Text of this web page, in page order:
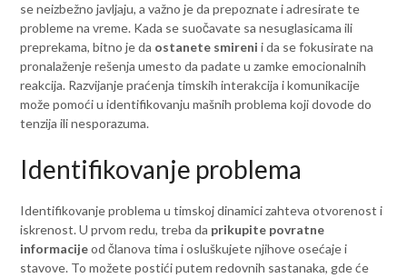
se neizbežno javljaju, a važno je da prepoznate i adresirate te
probleme na vreme. Kada se suočavate sa nesuglasicama ili
preprekama, bitno je da ostanete smireni i da se fokusirate na
pronalaženje rešenja umesto da padate u zamke emocionalnih
reakcija. Razvijanje praćenja timskih interakcija i komunikacije
može pomoći u identifikovanju mašnih problema koji dovode do
tenzija ili nesporazuma.
Identifikovanje problema
Identifikovanje problema u timskoj dinamici zahteva otvorenost i
iskrenost. U prvom redu, treba da prikupite povratne
informacijeod članova tima i osluškujete njihove osećaje i
stavove. To možete postići putem redovnih sastanaka, gde će